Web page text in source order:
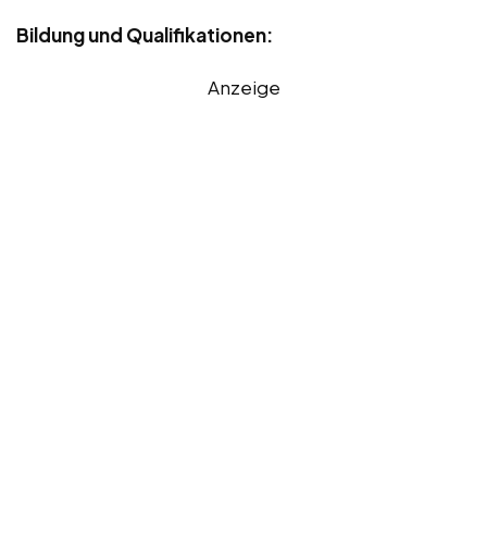
Bildung und Qualifikationen:
Anzeige